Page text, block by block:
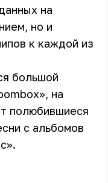
на
но и
к каждой из
большой
на
полюбившиеся
с альбомов